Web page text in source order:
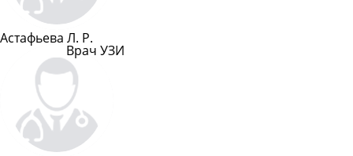
Астафьева Л. Р.
Врач УЗИ